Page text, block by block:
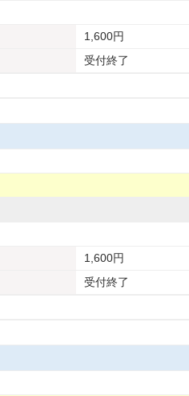
1,600円
受付終了
1,600円
受付終了